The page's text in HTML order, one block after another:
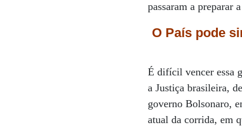
passaram a preparar
O País pode
É difícil vencer essa
a Justiça brasileira,
governo Bolsonaro,
atual da corrida, em